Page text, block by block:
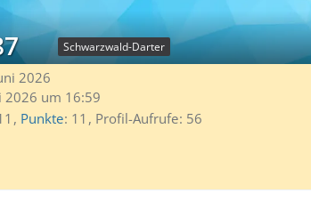
Schwarzwald-Darter
2026
2026 um 16:59
Punkte 11 Profil-Aufrufe 56